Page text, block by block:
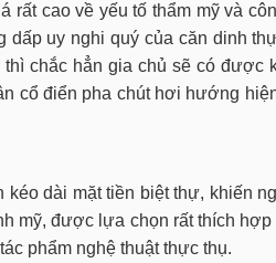
cao về yếu tố thẩm mỹ và
dấp uy nghi quý của căn dinh
chắc hẳn gia chủ sẽ có được
cổ điển pha chút hơi hướng
dài mặt tiền biệt thự, khiến
mỹ, được lựa chọn rất thích
phẩm nghệ thuật thực thụ.